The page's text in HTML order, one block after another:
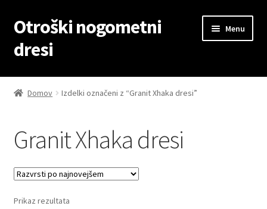
Skip
to
navigation
Skip
to
content
Otroški nogometni
dresi
Menu
Domov
Kontaktiraj nas
Košarica
Moj račun
Domov Izdelki označeni z “Granit Xhaka dresi”
Granit Xhaka dresi
Prikaz rezultata